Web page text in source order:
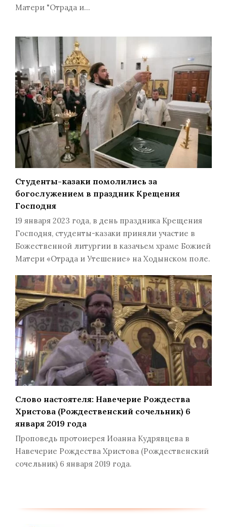
Матери "Отрада и…
Студенты-казаки помолились за
богослужением в праздник Крещения
Господня
19 января 2023 года, в день праздника Крещения
Господня, студенты-казаки приняли участие в
Божественной литургии в казачьем храме Божией
Матери «Отрада и Утешение» на Ходынском поле.
Слово настоятеля: Навечерие Рождества
Христова (Рождественский сочельник) 6
января 2019 года
Проповедь протоиерея Иоанна Кудрявцева в
Навечерие Рождества Христова (Рождественский
сочельник) 6 января 2019 года.